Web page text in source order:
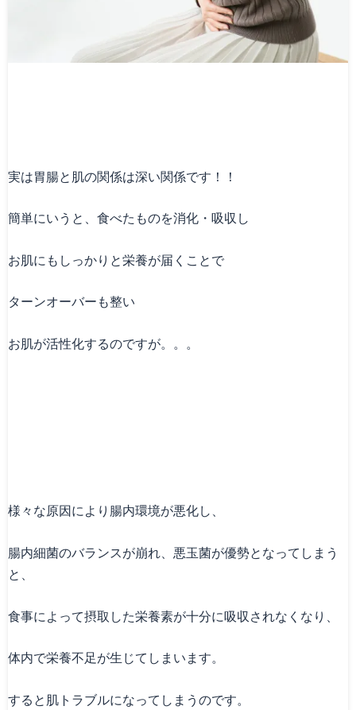
実は胃腸と肌の関係は深い関係です！！
簡単にいうと、食べたものを消化・吸収し
お肌にもしっかりと栄養が届くことで
ターンオーバーも整い
お肌が活性化するのですが。。。
様々な原因により腸内環境が悪化し、
腸内細菌のバランスが崩れ、悪玉菌が優勢となってしまう
と、
食事によって摂取した栄養素が十分に吸収されなくなり、
体内で栄養不足が生じてしまいます。
すると肌トラブルになってしまうのです。